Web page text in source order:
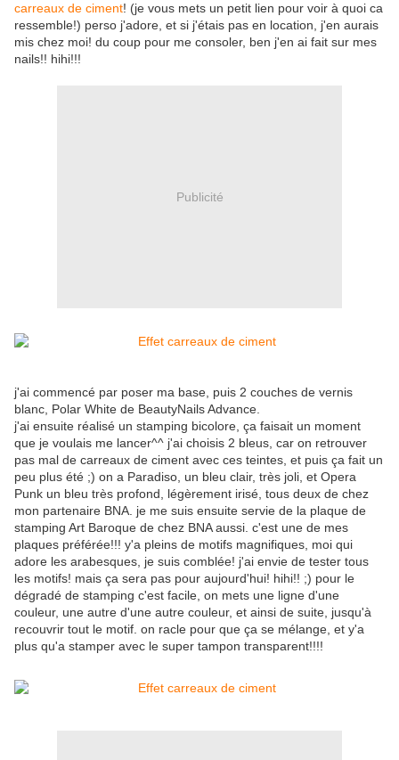
carreaux de ciment! (je vous mets un petit lien pour voir à quoi ca
ressemble!) perso j'adore, et si j'étais pas en location, j'en aurais
mis chez moi! du coup pour me consoler, ben j'en ai fait sur mes
nails!! hihi!!!
Publicité
j'ai commencé par poser ma base, puis 2 couches de vernis
blanc, Polar White de BeautyNails Advance.
j'ai ensuite réalisé un stamping bicolore, ça faisait un moment
que je voulais me lancer^^ j'ai choisis 2 bleus, car on retrouver
pas mal de carreaux de ciment avec ces teintes, et puis ça fait un
peu plus été ;) on a Paradiso, un bleu clair, très joli, et Opera
Punk un bleu très profond, légèrement irisé, tous deux de chez
mon partenaire BNA. je me suis ensuite servie de la plaque de
stamping Art Baroque de chez BNA aussi. c'est une de mes
plaques préférée!!! y'a pleins de motifs magnifiques, moi qui
adore les arabesques, je suis comblée! j'ai envie de tester tous
les motifs! mais ça sera pas pour aujourd'hui! hihi!! ;) pour le
dégradé de stamping c'est facile, on mets une ligne d'une
couleur, une autre d'une autre couleur, et ainsi de suite, jusqu'à
recouvrir tout le motif. on racle pour que ça se mélange, et y'a
plus qu'a stamper avec le super tampon transparent!!!!